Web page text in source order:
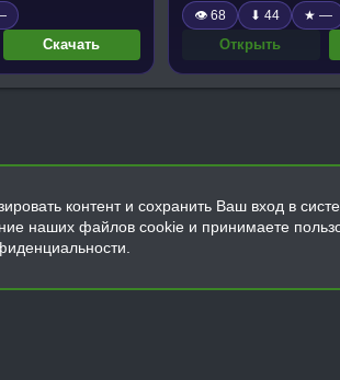
Скачать
👁 68 ⬇ 44 ★ —
Открыть
контент и сохранить Ваш вход в
наших файлов cookie и принимаете